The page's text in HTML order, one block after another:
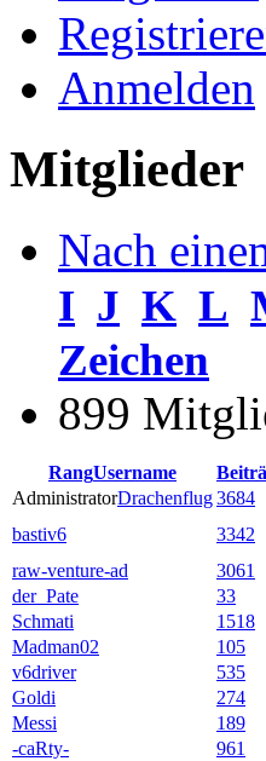
Anmelden
Mitglieder
Nach
I J K L
Zeichen
899
RangUsername
AdministratorDrachenflug3684
bastiv6
3342
raw-venture-ad
3061
der_Pate
33
Schmati
1518
Madman02
105
v6driver
535
Goldi
274
Messi
189
-caRty-
961